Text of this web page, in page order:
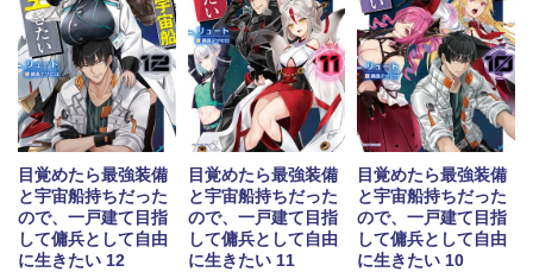
目覚めたら最強装備
と宇宙船持ちだった
ので、一戸建て目指
して傭兵として自由
に生きたい 12
目覚めたら最強装備
と宇宙船持ちだった
ので、一戸建て目指
して傭兵として自由
に生きたい 11
目覚めたら最強装備
と宇宙船持ちだった
ので、一戸建て目指
して傭兵として自由
に生きたい 10